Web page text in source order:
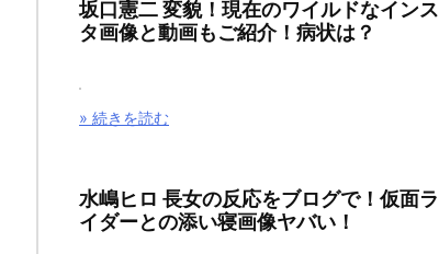
の
ら
す
じ
坂口憲二 変貌！現在のワイルドなインス
タ画像と動画もご紹介！病状は？
» 続きを読む
水嶋ヒロ 長女の反応をブログで！仮面ラ
イダーとの添い寝画像ヤバい！